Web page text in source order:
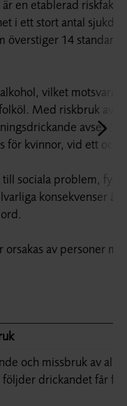
en etablerad
i ett stort antal
överstiger 14
vilket motsvarar
Med riskbruk
avses 5
för kvinnor, vid ett och
sociala problem,
konsekvenser är
av personer
och missbruk av
drickandet får